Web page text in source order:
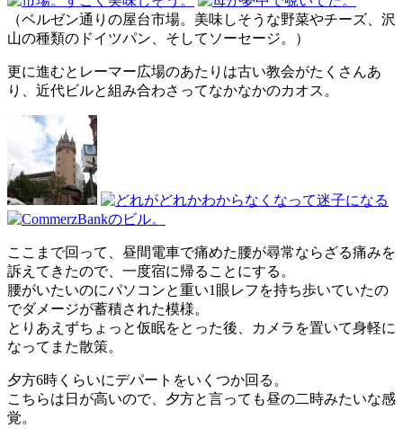
（ベルゼン通りの屋台市場。美味しそうな野菜やチーズ、沢
山の種類のドイツパン、そしてソーセージ。）
更に進むとレーマー広場のあたりは古い教会がたくさんあ
り、近代ビルと組み合わさってなかなかのカオス。
ここまで回って、昼間電車で痛めた腰が尋常ならざる痛みを
訴えてきたので、一度宿に帰ることにする。
腰がいたいのにパソコンと重い1眼レフを持ち歩いていたの
でダメージが蓄積された模様。
とりあえずちょっと仮眠をとった後、カメラを置いて身軽に
なってまた散策。
夕方6時くらいにデパートをいくつか回る。
こちらは日が高いので、夕方と言っても昼の二時みたいな感
覚。